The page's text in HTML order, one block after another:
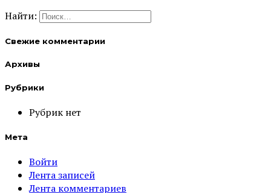
Найти:
Свежие комментарии
Архивы
Рубрики
Рубрик нет
Мета
Войти
Лента записей
Лента комментариев